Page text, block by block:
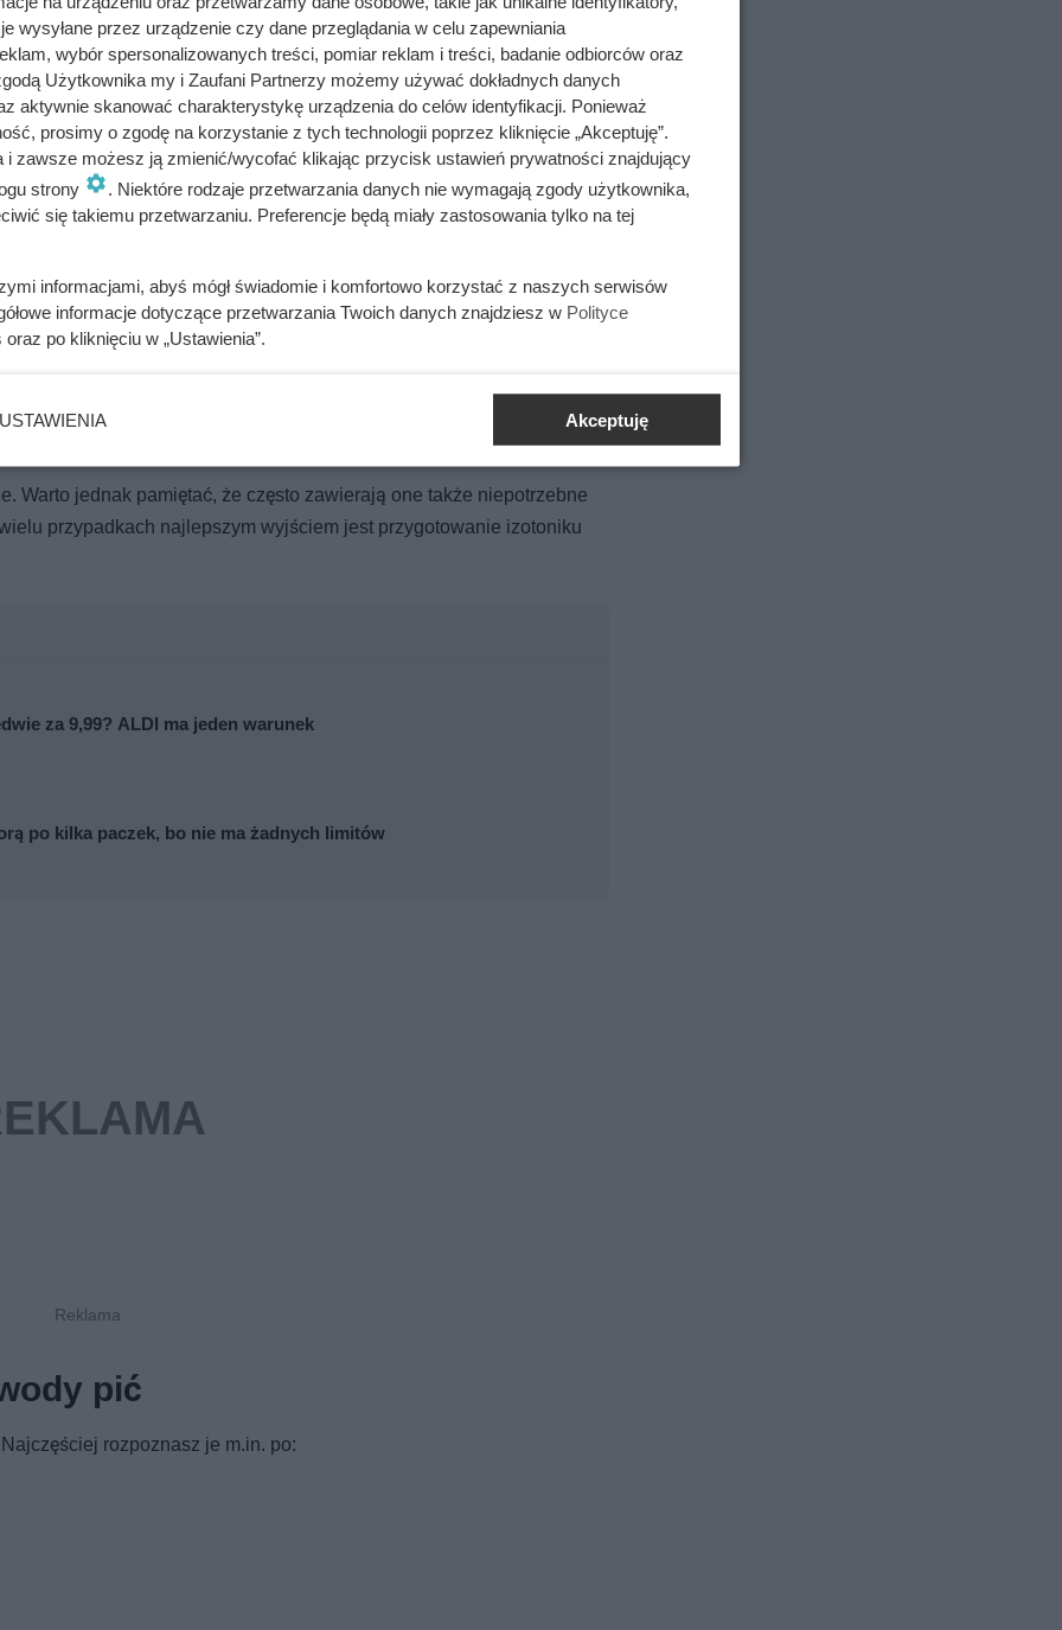
się w Twojej sytuacji
od bardzo dawna. Klienci Biedronki zachwyceni
go łatwo samodzielnie, a przy tym będzie zdrowszą opcją
i innych substancji.
krew. Dzięki temu domowy izotonik może wchłaniać się szybciej niż
Warto jednak pamiętać, że często zawierają one także niepotrzebne
przypadkach najlepszym wyjściem jest przygotowanie izotoniku
za 9,99? ALDI ma jeden warunek
po kilka paczek, bo nie ma żadnych limitów
pić
rozpoznasz je m.in. po:
wysyłane przez urządzenie czy dane przeglądania w celu zapewniania
wybór spersonalizowanych treści, pomiar reklam i treści, badanie odbiorców oraz
Użytkownika my i Zaufani Partnerzy możemy używać dokładnych danych
aktywnie skanować charakterystykę urządzenia do celów identyfikacji. Ponieważ
prosimy o zgodę na korzystanie z tych technologii poprzez kliknięcie „Akceptuję”.
i zawsze możesz ją zmienić/wycofać klikając przycisk ustawień prywatności znajdujący
strony
. Niektóre rodzaje przetwarzania danych nie wymagają zgody użytkownika,
się takiemu przetwarzaniu. Preferencje będą miały zastosowania tylko na tej
informacjami, abyś mógł świadomie i komfortowo korzystać z naszych serwisów
informacje dotyczące przetwarzania Twoich danych znajdziesz w Polityce
oraz po kliknięciu w „Ustawienia”.
USTAWIENIA Akceptuję